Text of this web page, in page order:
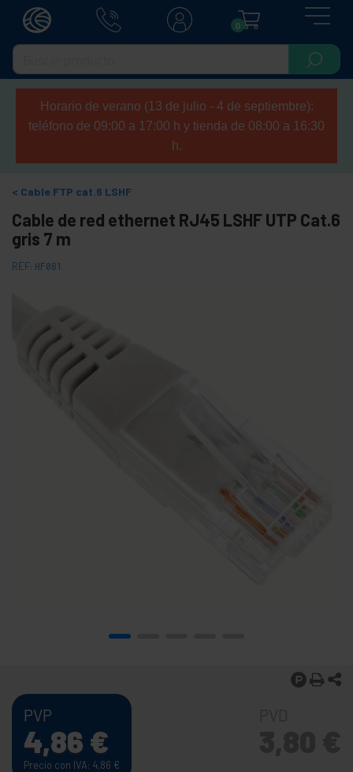
0
Horario de verano (13 de julio - 4 de septiembre):
teléfono de 09:00 a 17:00 h y tienda de 08:00 a 16:30
h.
Cable FTP cat.6 LSHF
Cable de red ethernet RJ45 LSHF UTP Cat.6
gris 7 m
REF: HF081
PVP
4,86 €
Precio con IVA: 4,86 €